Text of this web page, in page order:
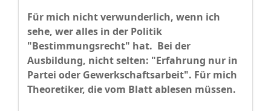
Für mich nicht verwunderlich, wenn ich
sehe, wer alles in der Politik
"Bestimmungsrecht" hat. Bei der
Ausbildung, nicht selten: "Erfahrung nur in
Partei oder Gewerkschaftsarbeit". Für mich
Theoretiker, die vom Blatt ablesen müssen.